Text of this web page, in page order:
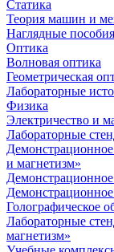
Статика
Теория машин и
Наглядные
Оптика
Волновая оптика
Геометрическая
Лабораторные
Физика
Электричество и
Лабораторные
и магнетизм»
Голографическое
Лабораторные
магнетизм»